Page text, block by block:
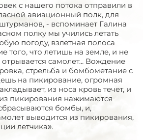
с нашего потока отправили в
авиационный полк, для
- вспоминает Галина
полку мы учились летать
погоду, взлетная полоса
того, что летишь на земле, и не
отрывается самолет... Вождение
стрельба и бомбометание с
на пикирование, огромная
из носа кровь течет, и
пикирования нажимаются
бомбы, и,
выводится из пикирования,
летчика».